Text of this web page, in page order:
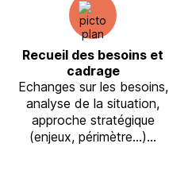
Recueil des besoins et
cadrage
Echanges sur les besoins,
analyse de la situation,
approche stratégique
(enjeux, périmètre…)…